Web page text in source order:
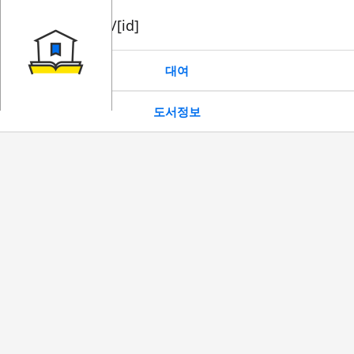
book/rent/[id]
대여
도서정보